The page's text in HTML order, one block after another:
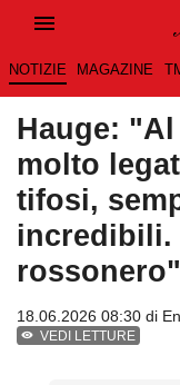
NOTIZIE MAGAZINE
Hauge:
molto
tifosi,
incredibili.
rossonero"
18.06.2026 08:30 di
VEDI LETTURE